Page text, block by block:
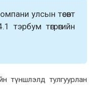
улсын төсөвт
төгрөгийн
түншлэлд тулгуурлан